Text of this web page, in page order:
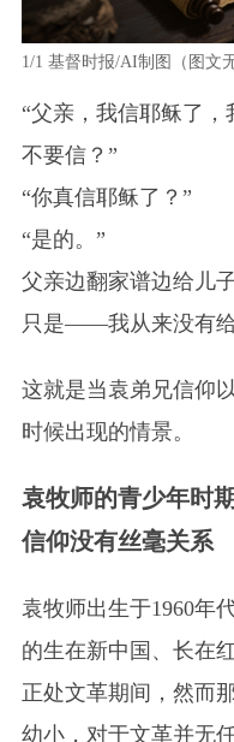
1/1 基督时报/AI制图（图文无
“父亲，我信耶稣了
不要信？”
“你真信耶稣了？”
“是的。”
父亲边翻家谱边给儿
只是——我从来没有
这就是当袁弟兄信仰
时候出现的情景。
袁牧师的青少年时
信仰没有丝毫关系
袁牧师出生于1960年
的生在新中国、长在
正处文革期间，然而
幼小，对于文革并无